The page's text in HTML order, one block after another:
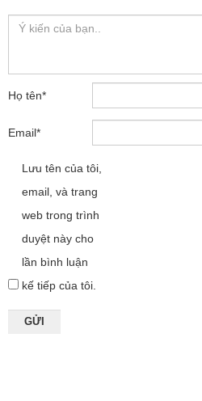
Họ tên*
Email*
Lưu tên của tôi,
email, và trang
web trong trình
duyệt này cho
lần bình luận
kế tiếp của tôi.